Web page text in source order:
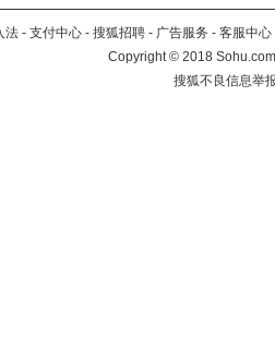
法 - 支付中心 - 搜狐招聘 - 广告服务 - 客服中心
Copyright©2018
搜狐不良信息举